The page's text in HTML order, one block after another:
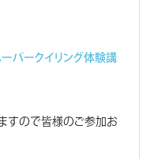
ークイリング体験講
すので皆様のご参加お